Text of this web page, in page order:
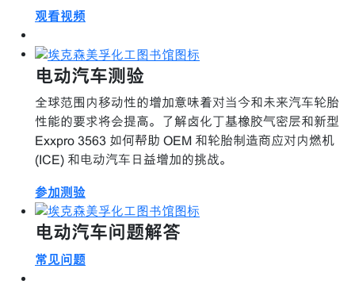
观看视频
电动汽车测验
全球范围内移动性的增加意味着对当今和未来汽车轮胎
性能的要求将会提高。了解卤化丁基橡胶气密层和新型
Exxpro 3563 如何帮助 OEM 和轮胎制造商应对内燃机
(ICE) 和电动汽车日益增加的挑战。
参加测验
电动汽车问题解答
常见问题